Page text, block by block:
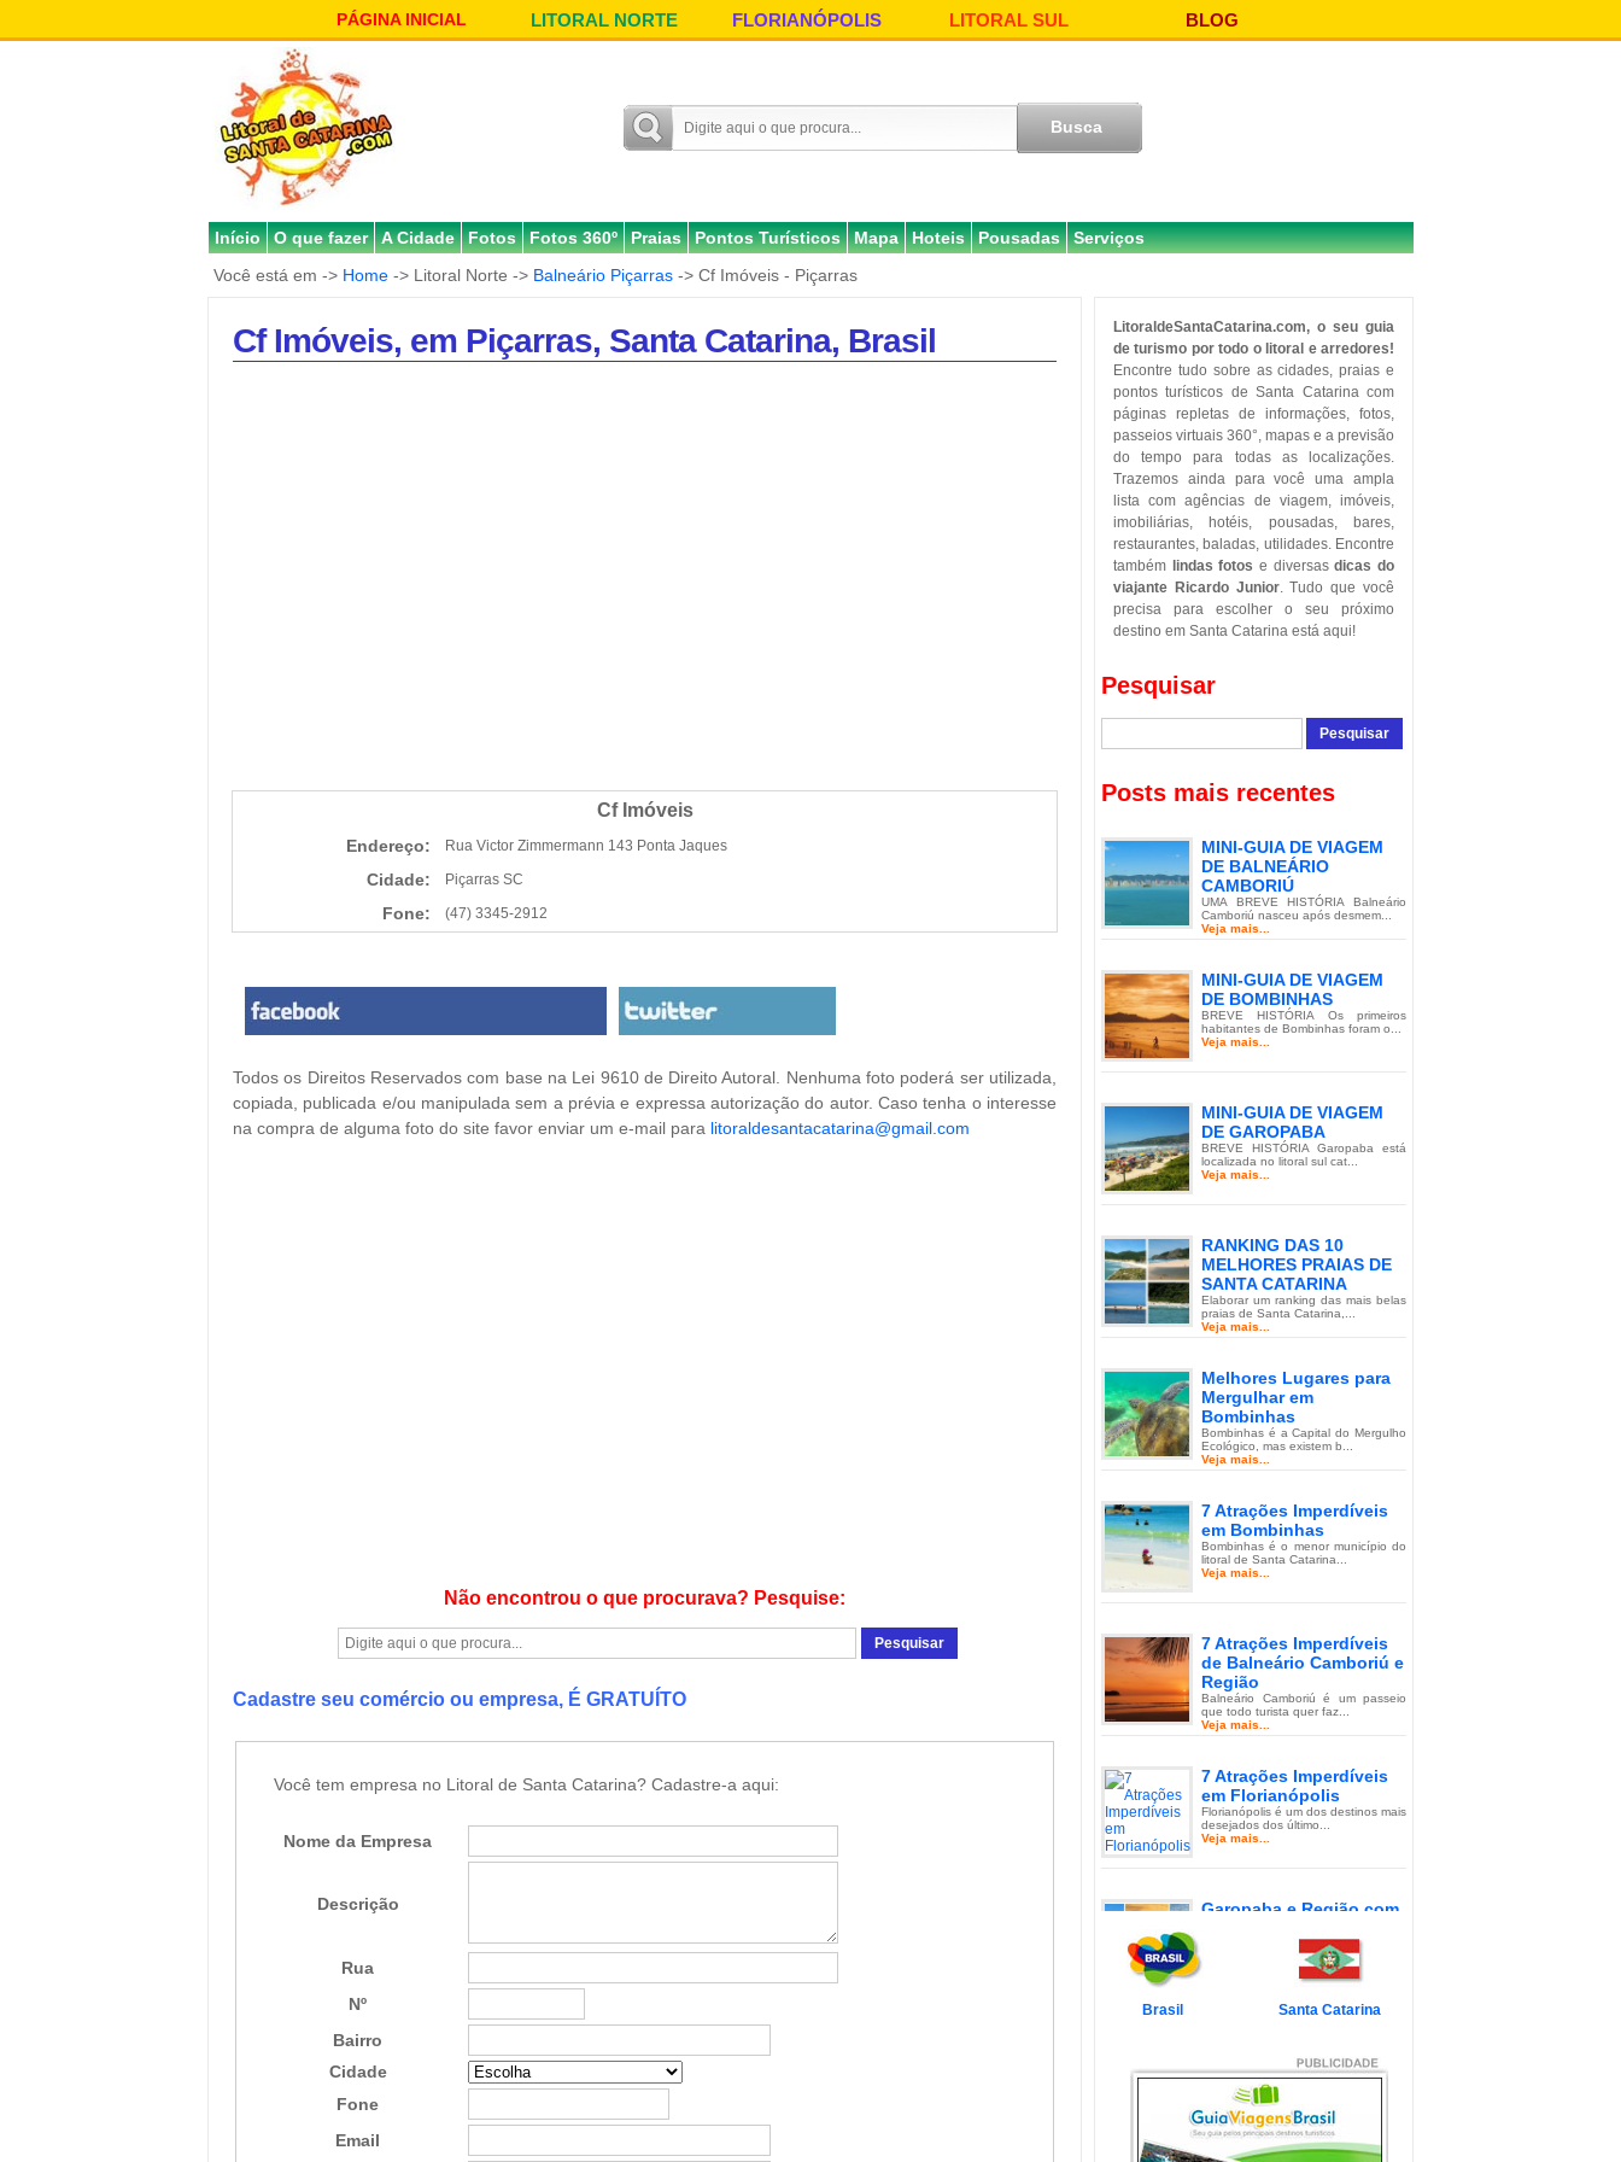
PÁGINA INICIAL LITORAL NORTE FLORIANÓPOLIS LITORAL SUL BLOG
Início O que fazer A Cidade Fotos Fotos 360º Praias Pontos Turísticos Mapa Hoteis Pousadas
Serviços
Você está em -> Home -> Litoral Norte -> Balneário Piçarras -> Cf Imóveis - Piçarras
Cf Imóveis, em Piçarras, Santa Catarina, Brasil
Cf Imóveis
Endereço: Rua Victor Zimmermann 143 Ponta Jaques
Cidade: Piçarras SC
Fone: (47) 3345-2912
Todos os Direitos Reservados com base na Lei 9610 de Direito Autoral. Nenhuma foto poderá ser utilizada,
copiada, publicada e/ou manipulada sem a prévia e expressa autorização do autor. Caso tenha o interesse
na compra de alguma foto do site favor enviar um e-mail para litoraldesantacatarina@gmail.com
Não encontrou o que procurava? Pesquise:
Cadastre seu comércio ou empresa, É GRATUÍTO
Você tem empresa no Litoral de Santa Catarina? Cadastre-a aqui:
Nome da Empresa
Descrição
Rua
Nº
Bairro
Cidade
Fone
Email
LitoraldeSantaCatarina.com, o seu guia
de turismo por todo o litoral e arredores!
Encontre tudo sobre as cidades, praias e
pontos turísticos de Santa Catarina com
páginas repletas de informações, fotos,
passeios virtuais 360°, mapas e a previsão
do tempo para todas as localizações.
Trazemos ainda para você uma ampla
lista com agências de viagem, imóveis,
imobiliárias, hotéis, pousadas, bares,
restaurantes, baladas, utilidades. Encontre
também
lindas fotos e diversasdicas do
viajante Ricardo Junior. Tudo que você
precisa para escolher o seu próximo
destino em Santa Catarina está aqui!
Pesquisar
Posts mais recentes
MINI-GUIA DE VIAGEM
DE BALNEÁRIO
CAMBORIÚ
UMA BREVE HISTÓRIA Balneário
Camboriú nasceu após desmem...
Veja mais...
MINI-GUIA DE VIAGEM
DE BOMBINHAS
BREVE HISTÓRIA Os primeiros
habitantes de Bombinhas foram o...
Veja mais...
MINI-GUIA DE VIAGEM
DE GAROPABA
BREVE HISTÓRIA Garopaba está
localizada no litoral sul cat...
Veja mais...
RANKING DAS 10
MELHORES PRAIAS DE
SANTA CATARINA
Elaborar um ranking das mais belas
praias de Santa Catarina,...
Veja mais...
Melhores Lugares para
Mergulhar em
Bombinhas
Bombinhas é a Capital do Mergulho
Ecológico, mas existem b...
Veja mais...
7 Atrações Imperdíveis
em Bombinhas
Bombinhas é o menor município do
litoral de Santa Catarina...
Veja mais...
7 Atrações Imperdíveis
de Balneário Camboriú e
Região
Balneário Camboriú é um passeio
que todo turista quer faz...
Veja mais...
7 Atrações Imperdíveis
em Florianópolis
Florianópolis é um dos destinos mais
desejados dos último...
Veja mais...
Garopaba e Região com
Garopaba é um município de Santa
Catarina a 80 quilômetro...
Veja mais...
com Crianças
Simplesmente magnífico! Assim
pode ser descrito o Litoral d...
Veja mais...
Brasil Santa Catarina